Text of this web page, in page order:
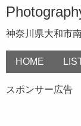
神奈川県大和市
HOME
スポンサー広告